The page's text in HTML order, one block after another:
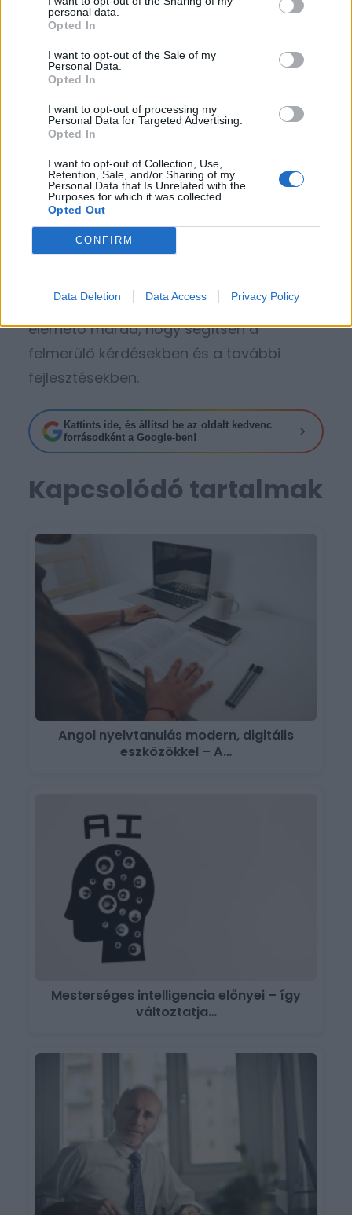
personal data.
Opted In
I want to opt-out of the Sale of my
Personal Data.
Opted In
I want to opt-out of processing my
Personal Data for Targeted Advertising.
Opted In
I want to opt-out of Collection, Use,
Retention, Sale, and/or Sharing of my
Personal Data that Is Unrelated with the
Purposes for which it was collected.
Opted Out
CONFIRM
Data Deletion Data Access Privacy Policy
mint egy elavult, lassú oldal esetében.
Mi történik, ha elkészült a
weboldal? Kapok
segítséget a
használatához?
Természetesen. A fejlesztési folyamat
része az oktatás is, ahol megmutatják,
hogyan kezeld az oldalad adminisztrációs
csapat a weboldal élesítése után is
elérhető marad, hogy segítsen a
felmerülő kérdésekben és a további
fejlesztésekben.
Kattints ide, és állítsd be az oldalt kedvenc
forrásodként a Google-ben!
Kapcsolódó tartalmak
Angol nyelvtanulás modern, digitális
eszközökkel – A…
Mesterséges intelligencia előnyei – így
változtatja…